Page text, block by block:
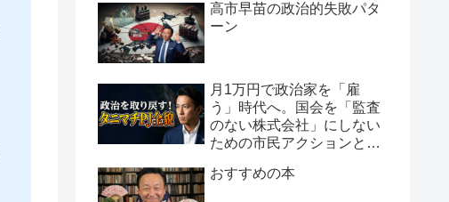
高市早苗の政治的失敗パタ
ーン
月1万円で政治家を「雇
う」時代へ。国会を「監査
のない株式会社」にしない
ための市民アクションと組
おすすめの本